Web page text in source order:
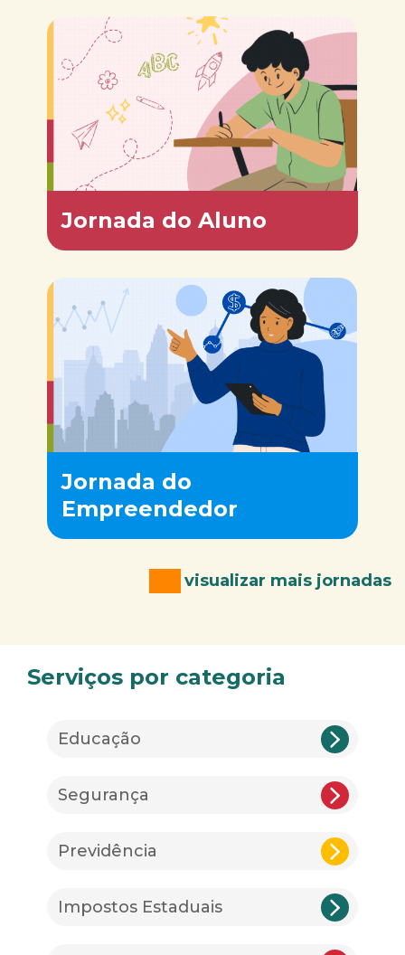
Jornada do Aluno
Jornada do
Empreendedor
visualizar mais jornadas
Serviços por categoria
Educação
Segurança
Previdência
Impostos Estaduais